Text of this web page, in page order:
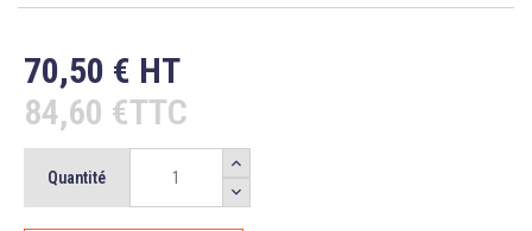
70,50 € HT
84,60 €TTC
Quantité